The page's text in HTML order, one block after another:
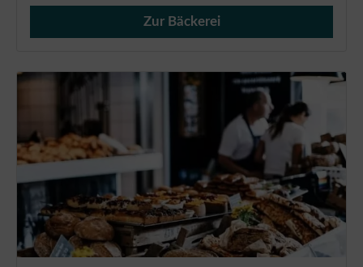
Verkauf von Brötchen,
Zur Bäckerei